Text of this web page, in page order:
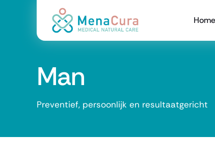
Home
Man
Preventief, persoonlijk en resultaatgericht